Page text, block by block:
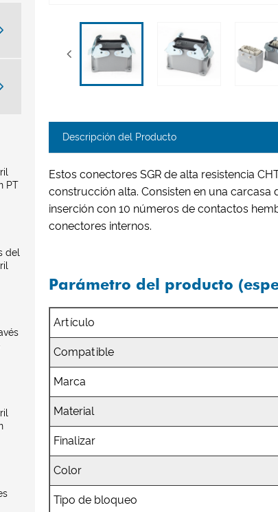
PT
del
Descripción del Producto
Estos conectores SGR de alta resistencia
construcción alta. Consisten en una
inserción con 10 números de contactos
conectores internos.
Parámetro del producto
Artículo
Compatible
Marca
Material
Finalizar
Color
Tipo de bloqueo